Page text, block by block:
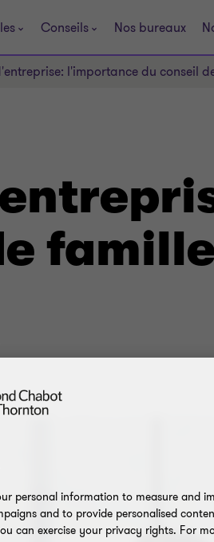
Conseils Nos bureaux
l'importance du conseil
famille
personal information to measure and
and to provide personalised
can exercise your privacy rights. For